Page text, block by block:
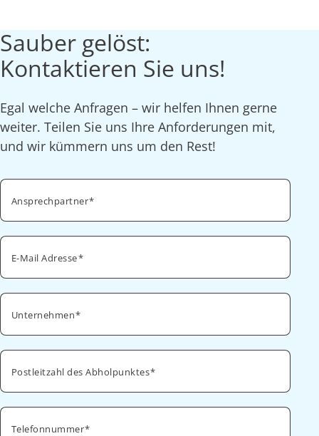
Sauber gelöst:
Kontaktieren Sie uns!
Egal welche Anfragen – wir helfen Ihnen gerne
weiter. Teilen Sie uns Ihre Anforderungen mit,
und wir kümmern uns um den Rest!
Ansprechpartner
E-Mail Adresse
Unternehmen
Postleitzahl des Abholpunktes
Telefonnummer